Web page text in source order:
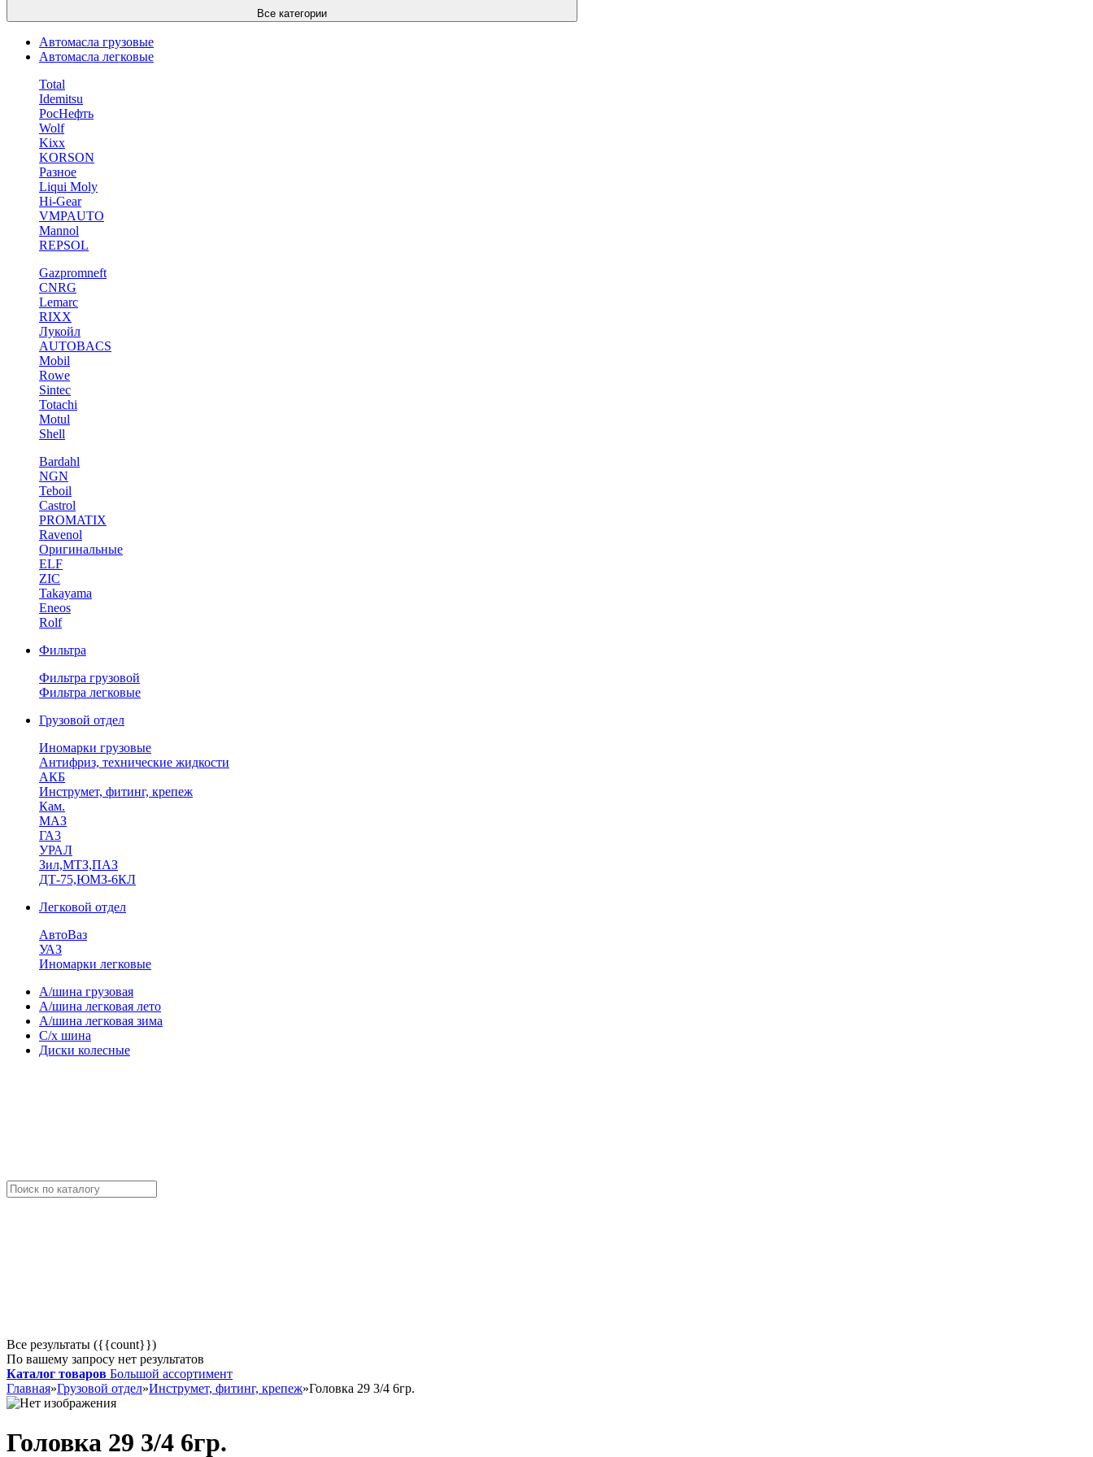
Все категории
Автомасла грузовые
Автомасла легковые
Total
Idemitsu
РосНефть
Wolf
Kixx
KORSON
Разное
Liqui Moly
Hi-Gear
VMPAUTO
Mannol
REPSOL
Gazpromneft
CNRG
Lemarc
RIXX
Лукойл
AUTOBACS
Mobil
Rowe
Sintec
Totachi
Motul
Shell
Bardahl
NGN
Teboil
Castrol
PROMATIX
Ravenol
Оригинальные
ELF
ZIC
Takayama
Eneos
Rolf
Фильтра
Фильтра грузовой
Фильтра легковые
Грузовой отдел
Иномарки грузовые
Антифриз, технические жидкости
АКБ
Инструмет, фитинг, крепеж
Кам.
МАЗ
ГА3
УРАЛ
Зил,МТЗ,ПАЗ
ДТ-75,ЮМЗ-6КЛ
Легковой отдел
АвтоВаз
УАЗ
Иномарки легковые
А/шина грузовая
А/шина легковая лето
А/шина легковая зима
С/х шина
Диски колесные
Все результаты ({{count}})
По вашему запросу нет результатов
Каталог товаров Большой ассортимент
Главная»Грузовой отдел»Инструмет, фитинг, крепеж»Головка 29 3/4 6гр.
Головка 29 3/4 6гр.